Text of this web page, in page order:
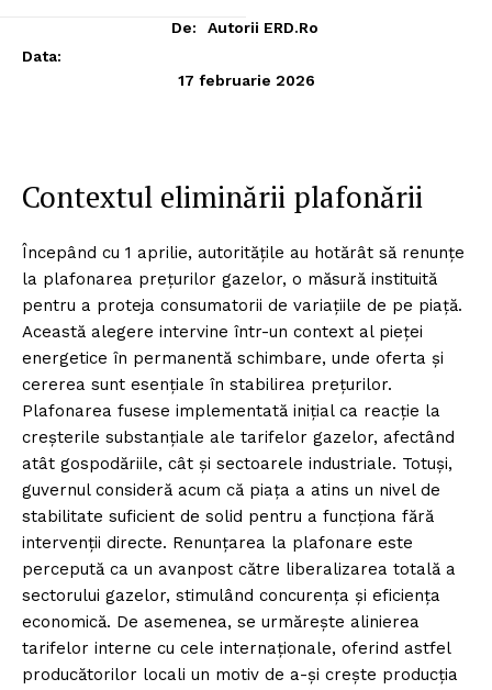
De:
Autorii ERD.ro
Data:
17 februarie 2026
Contextul eliminării plafonării
Începând cu 1 aprilie, autoritățile au hotărât să renunțe
la plafonarea prețurilor gazelor, o măsură instituită
pentru a proteja consumatorii de variațiile de pe piață.
Această alegere intervine într-un context al pieței
energetice în permanentă schimbare, unde oferta și
cererea sunt esențiale în stabilirea prețurilor.
Plafonarea fusese implementată inițial ca reacție la
creșterile substanțiale ale tarifelor gazelor, afectând
atât gospodăriile, cât și sectoarele industriale. Totuși,
guvernul consideră acum că piața a atins un nivel de
stabilitate suficient de solid pentru a funcționa fără
intervenții directe. Renunțarea la plafonare este
percepută ca un avanpost către liberalizarea totală a
sectorului gazelor, stimulând concurența și eficiența
economică. De asemenea, se urmărește alinierea
tarifelor interne cu cele internaționale, oferind astfel
producătorilor locali un motiv de a-și crește producția